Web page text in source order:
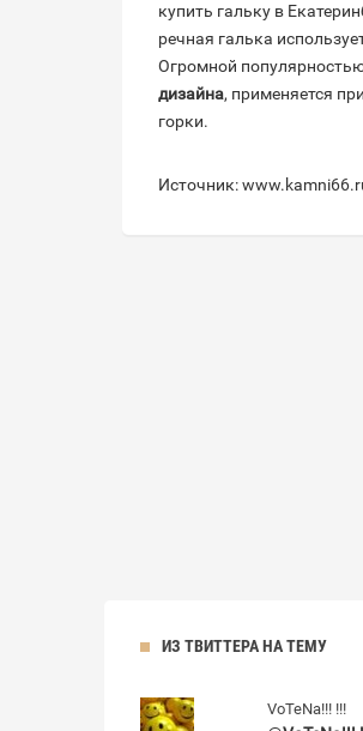
купить гальку в
речная галька
Огромной
дизайна, применяется
горки.
Источник:
ИЗ ТВИТТЕРА НА ТЕМУ
VoTeNa!!! !!!